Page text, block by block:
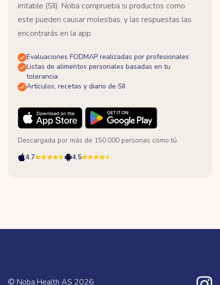
irritable (SII). Noba comprueba si productos como
este pueden causar molestias, y las respuestas las
encontrarás en la app.
Evaluaciones FODMAP realizadas por profesionales
Listas de alimentos personales basadas en tu
tolerancia
Artículos, recetas y diario de SII
Descargada por más de 150.000 personas como tú
4.7
4.5
© Noba Health AS 2026